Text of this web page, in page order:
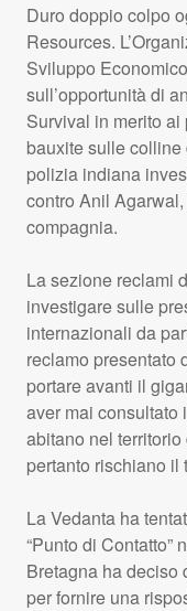
Duro doppio colpo
Resources.
Sviluppo
sull’opportunità di
Survival in merito
bauxite sulle
polizia indiana
contro Anil
compagnia.
La sezione reclami
investigare sulle
internazionali da
reclamo presentato
portare avanti il
aver mai consultato
abitano nel
pertanto rischiano il
La Vedanta ha
“Punto di Contatto”
Bretagna ha deciso
per fornire una